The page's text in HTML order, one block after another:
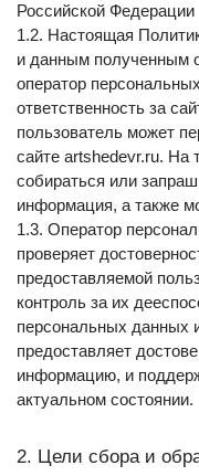
Российской Федерации
1.2. Настоящая
и данным полученным
оператор
ответственность за
пользователь может
сайте artshedevr.ru. На
собираться или
информация, а также
1.3. Оператор
проверяет
предоставляемой
контроль за их
персональных данных
предоставляет
информацию, и
актуальном состоянии.
2. Цели сбора и